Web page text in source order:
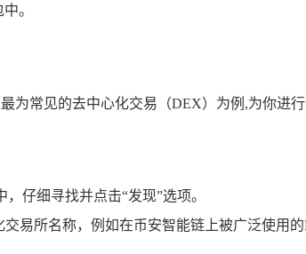
。
为常见的去中心化交易（DEX）为例,为你进行
仔细寻找并点击“发现”选项。
易所名称，例如在币安智能链上被广泛使用